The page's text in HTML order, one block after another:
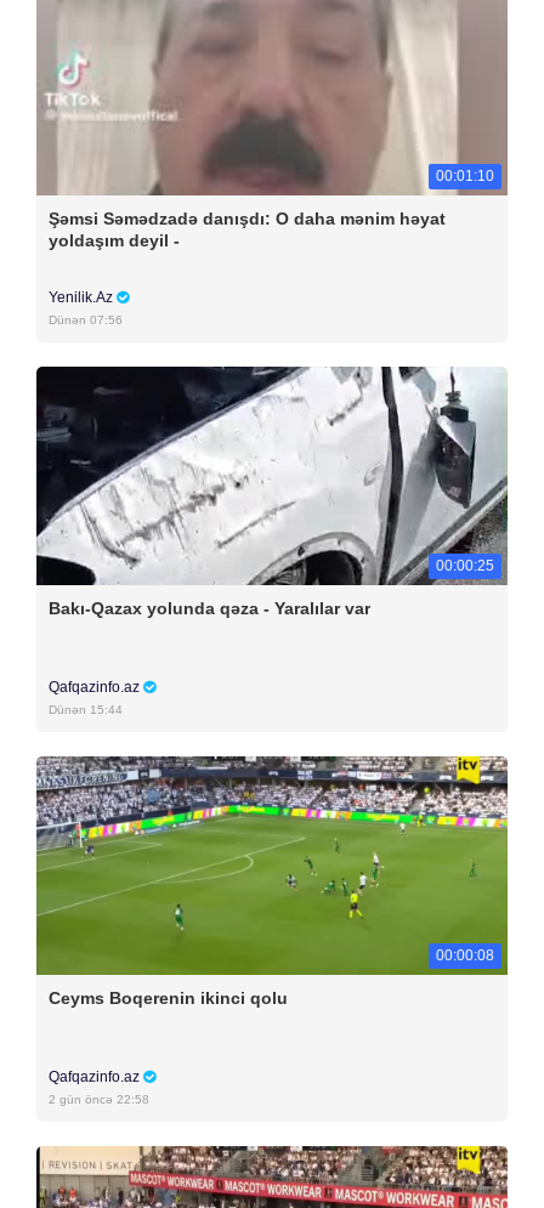
00:01:10
Şəmsi Səmədzadə danışdı: O daha mənim həyat
yoldaşım deyil -
Yenilik.Az
Dünən 07:56
00:00:25
Bakı-Qazax yolunda qəza - Yaralılar var
Qafqazinfo.az
Dünən 15:44
00:00:08
Ceyms Boqerenin ikinci qolu
Qafqazinfo.az
2 gün öncə 22:58